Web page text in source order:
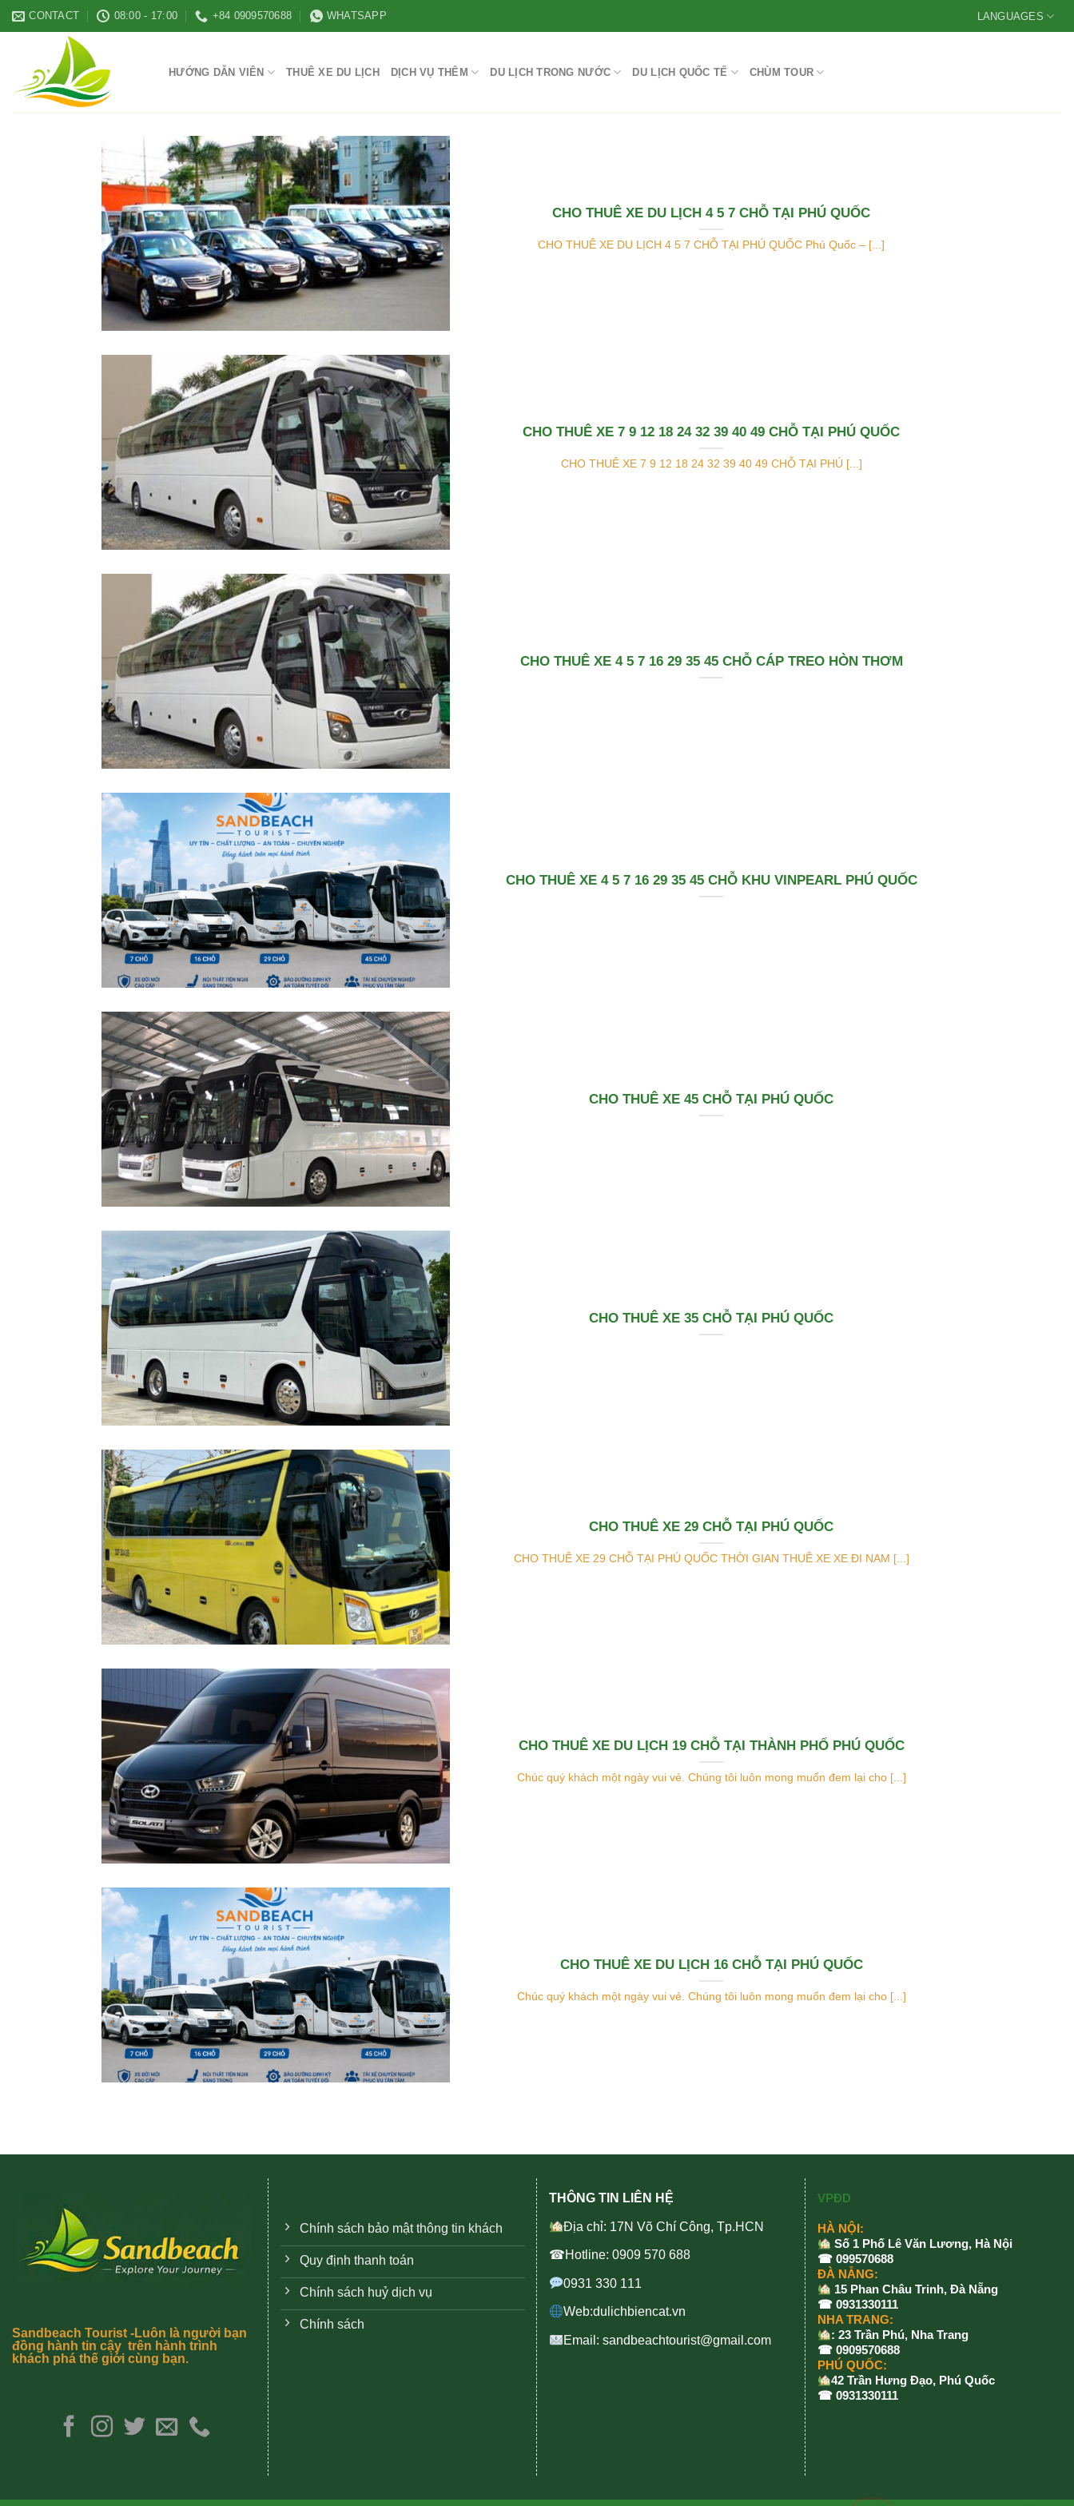
Skip
to
CONTACT 08:00 - 17:00 +84 0909570688 WHATSAPP LANGUAGES
HƯỚNG DẪN VIÊN THUÊ XE DU LỊCH DỊCH VỤ THÊM DU LỊCH TRONG NƯỚC DU LỊCH QUỐC TẾ CHÙM TOUR
CHO THUÊ XE DU LỊCH 4 5 7 CHỖ TẠI PHÚ QUỐC
CHO THUÊ XE DU LỊCH 4 5 7 CHỖ TẠI PHÚ QUỐC Phú Quốc – [...]
CHO THUÊ XE 7 9 12 18 24 32 39 40 49 CHỖ TẠI PHÚ QUỐC
CHO THUÊ XE 7 9 12 18 24 32 39 40 49 CHỖ TẠI PHÚ [...]
CHO THUÊ XE 4 5 7 16 29 35 45 CHỖ CÁP TREO HÒN THƠM
CHO THUÊ XE 4 5 7 16 29 35 45 CHỖ KHU VINPEARL PHÚ QUỐC
CHO THUÊ XE 45 CHỖ TẠI PHÚ QUỐC
CHO THUÊ XE 35 CHỖ TẠI PHÚ QUỐC
CHO THUÊ XE 29 CHỖ TẠI PHÚ QUỐC
CHO THUÊ XE 29 CHỖ TẠI PHÚ QUỐC THỜI GIAN THUÊ XE XE ĐI NAM [...]
CHO THUÊ XE DU LỊCH 19 CHỖ TẠI THÀNH PHỐ PHÚ QUỐC
Chúc quý khách một ngày vui vẻ. Chúng tôi luôn mong muốn đem lại cho [...]
CHO THUÊ XE DU LỊCH 16 CHỖ TẠI PHÚ QUỐC
Chúc quý khách một ngày vui vẻ. Chúng tôi luôn mong muốn đem lại cho [...]
Sandbeach Tourist -Luôn là người bạn
đồng hành tin cậy trên hành trình
khách phá thế giới cùng bạn.
Chính sách bảo mật thông tin khách
Quy định thanh toán
Chính sách huỷ dịch vụ
Chính sách
THÔNG TIN LIÊN HỆ
Địa chỉ: 17N Võ Chí Công, Tp.HCN
☎Hotline: 0909 570 688
0931 330 111
Web:dulichbiencat.vn
Email: sandbeachtourist@gmail.com
VPĐD
HÀ NỘI:
Số 1 Phố Lê Văn Lương, Hà Nội
☎ 099570688
ĐÀ NẴNG:
15 Phan Châu Trinh, Đà Nẵng
☎ 0931330111
NHA TRANG:
: 23 Trần Phú, Nha Trang
☎ 0909570688
PHÚ QUỐC:
42 Trần Hưng Đạo, Phú Quốc
☎ 0931330111